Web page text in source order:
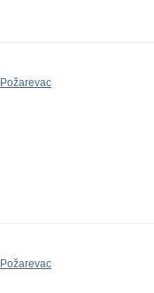
Požarevac
Požarevac